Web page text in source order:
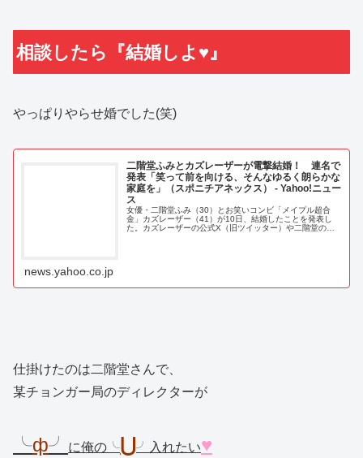
相談したら『結婚しよ♥』
やっぱりやらせ婚でした(笑)
二階堂ふみとカズレーザーが電撃結婚！ 連名で
発表「笑って前を向ける、そんなゆるく朗らかな
家庭を」（スポニチアネックス） - Yahoo!ニュー
ス
女優・二階堂ふみ（30）とお笑いコンビ「メイプル超合
金」カズレーザー（41）が10日、結婚したことを発表し
た。カズレーザーの公式X（旧ツイッター）や二階堂の所
news.yahoo.co.jp
仕掛けたのは二階堂さんで、
某チョンガー局のディレクターが
╰ф╯ に俺の╰⋃╯入れたい♥